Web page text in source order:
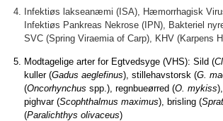
Infektiøs lakseanæmi (ISA), Hæmorrhagisk
Infektiøs Pankreas Nekrose (IPN), Bakteriel
SVC (Spring Viraemia of Carp), KHV (Karpens
Modtagelige arter for Egtvedsyge (VHS): Sild (
kuller (Gadus aeglefinus), stillehavstorsk (G.
(Oncorhynchus spp.), regnbueørred (O. mykiss
pighvar (Scophthalmus maximus), brisling (
(Paralichthys olivaceus)